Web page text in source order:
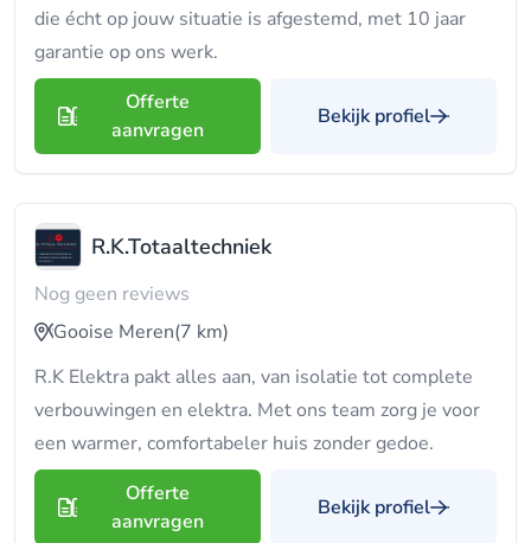
die écht op jouw situatie is afgestemd, met 10 jaar
garantie op ons werk.
Offerte
aanvragen
Bekijk profiel
R.K.Totaaltechniek
Nog geen reviews
Gooise Meren(7 km)
R.K Elektra pakt alles aan, van isolatie tot complete
verbouwingen en elektra. Met ons team zorg je voor
een warmer, comfortabeler huis zonder gedoe.
Offerte
aanvragen
Bekijk profiel